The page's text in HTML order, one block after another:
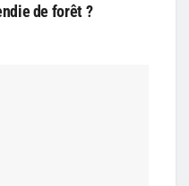
de forêt ?